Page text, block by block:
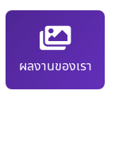
ผลงานของเรา